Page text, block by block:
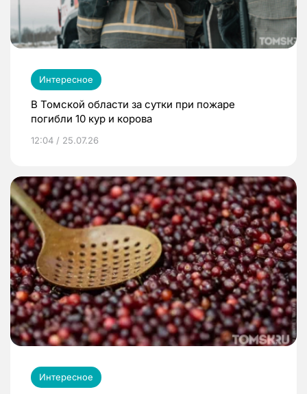
Интересное
В Томской области за сутки при пожаре
погибли 10 кур и корова
12:04 / 25.07.26
Интересное